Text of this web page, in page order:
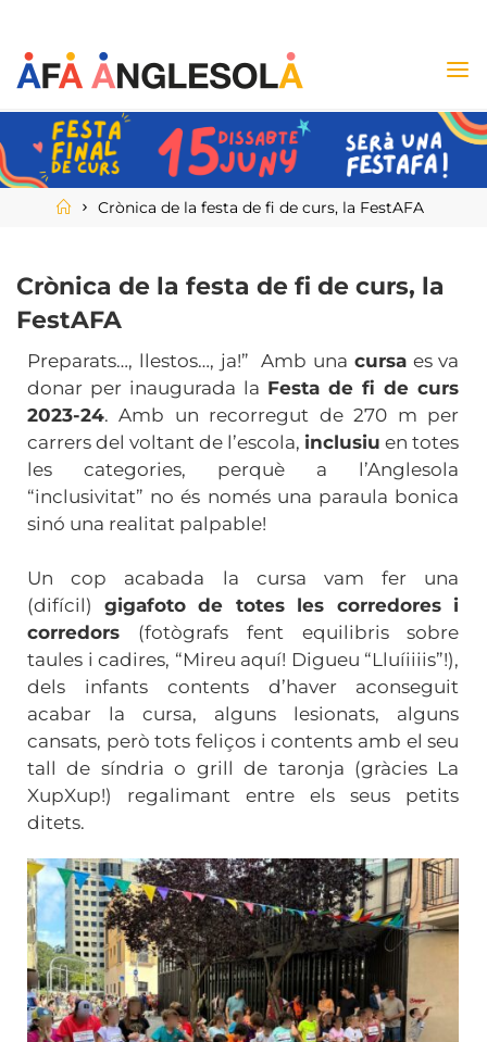
Crònica de la festa de fi de curs, la FestAFA
Crònica de la festa de fi de curs, la
FestAFA
Preparats…, llestos…, ja!” Amb unacursa es va
donar per inaugurada la Festa de fi de curs
2023-24. Amb un recorregut de 270 m per
carrers del voltant de l’escola, inclusiu en totes
les categories, perquè a l’Anglesola
“inclusivitat” no és només una paraula bonica
sinó una realitat palpable!
Un cop acabada la cursa vam fer una
(difícil) gigafoto de totes les corredores i
corredors (fotògrafs fent equilibris sobre
taules i cadires, “Mireu aquí! Digueu “Lluíiiiis”!),
dels infants contents d’haver aconseguit
acabar la cursa, alguns lesionats, alguns
cansats, però tots feliços i contents amb el seu
tall de síndria o grill de taronja (gràcies La
XupXup!) regalimant entre els seus petits
ditets.